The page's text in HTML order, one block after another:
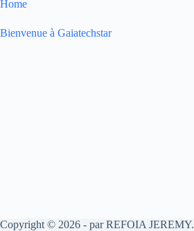
Home
Bienvenue à Gaiatechstar
Copyright © 2026 - par REFOIA JEREMY.